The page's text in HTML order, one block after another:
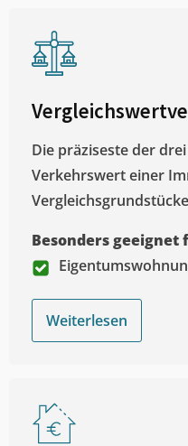
Die präziseste der
Verkehrswert einer
Besonders geeignet
Weiterlesen